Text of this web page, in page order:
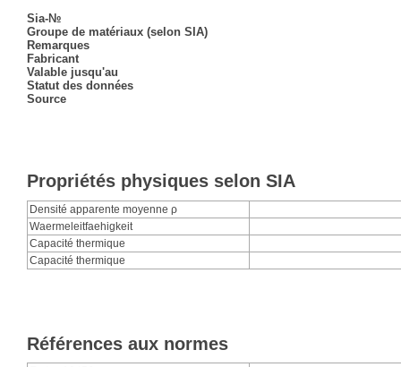
Sia-№
Groupe de matériaux (selon SIA)
Remarques
Fabricant
Valable jusqu'au
Statut des données
Source
Propriétés physiques selon SIA
Densité apparente moyenne ρ
Waermeleitfaehigkeit
Capacité thermique
Capacité thermique
Références aux normes